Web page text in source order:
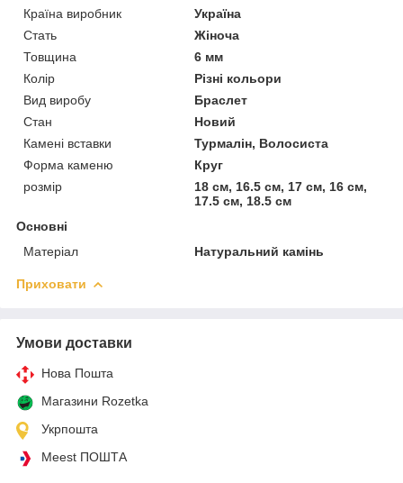
Країна виробник
Україна
Стать
Жіноча
Товщина
6 мм
Колір
Різні кольори
Вид виробу
Браслет
Стан
Новий
Камені вставки
Турмалін, Волосиста
Форма каменю
Круг
розмір
18 см, 16.5 см, 17 см, 16 см,
17.5 см, 18.5 см
Основні
Матеріал
Натуральний камінь
Приховати
Умови доставки
Нова Пошта
Магазини Rozetka
Укрпошта
Meest ПОШТА